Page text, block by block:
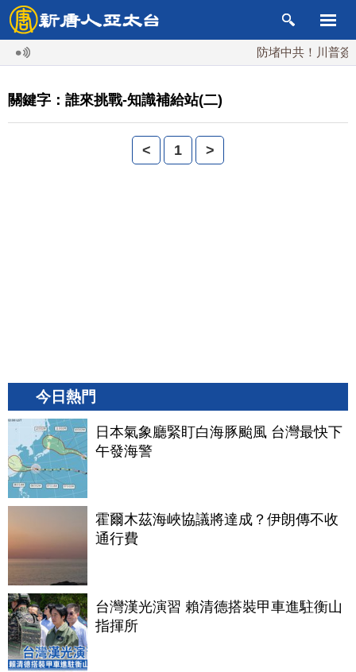
防堵中共！川普簽
關鍵字：誰來挑戰-知識補給站(二)
< 1 >
今日熱門
日本氣象廳緊盯白海豚颱風 台灣最快下
午發海警
霍爾木茲海峽協議將達成？伊朗傳不收
通行費
台灣漢光演習 賴清德搭裝甲車進駐衡山
指揮所